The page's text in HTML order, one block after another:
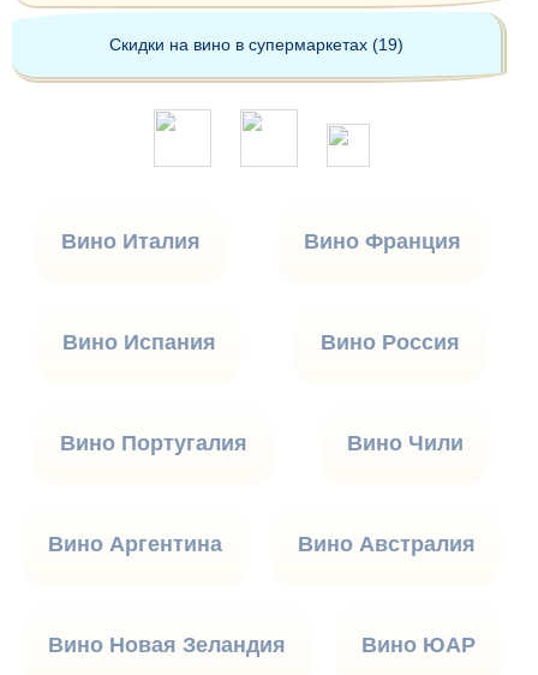
Скидки на вино в супермаркетах (19)
Вино Италия Вино Франция
Вино Испания Вино Россия
Вино Португалия Вино Чили
Вино Аргентина Вино Австралия
Вино Новая Зеландия Вино ЮАР